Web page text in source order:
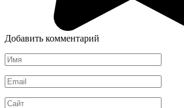
Добавить комментарий
Имя
*
Email
*
Сайт